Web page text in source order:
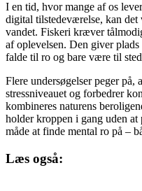
I en tid, hvor mange af os
digital tilstedeværelse, kan
vandet. Fiskeri kræver
af oplevelsen. Den giver
falde til ro og bare være til
Flere undersøgelser peger
stressniveauet og forbedrer
kombineres naturens
holder kroppen i gang uden
måde at finde mental ro på –
Læs også: